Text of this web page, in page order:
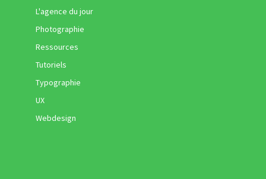
L'agence du jour
Photographie
Ressources
Tutoriels
Typographie
UX
Webdesign